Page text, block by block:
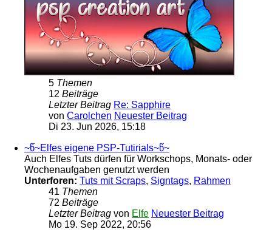
5 Themen
12 Beiträge
Letzter Beitrag Re: Sapphire
von Carolchen Neuester Beitrag
Di 23. Jun 2026, 15:18
~წ~Elfes eigene PSP-Tutirials~წ~
Auch Elfes Tuts dürfen für Workschops, Monats- oder
Wochenaufgaben genutzt werden
Unterforen: Tuts mit Scraps, Signtags, Rahmen
41 Themen
72 Beiträge
Letzter Beitrag von Elfe Neuester Beitrag
Mo 19. Sep 2022, 20:56